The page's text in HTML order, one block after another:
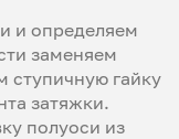
и определяем
заменяем
гайку
затяжки.
полуоси из